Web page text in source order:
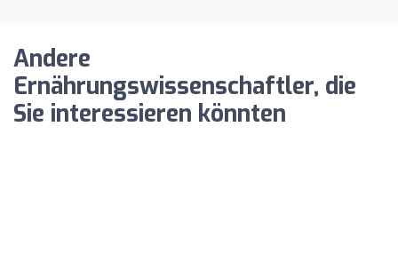
Andere
Ernährungswissenschaftler, die
Sie interessieren könnten